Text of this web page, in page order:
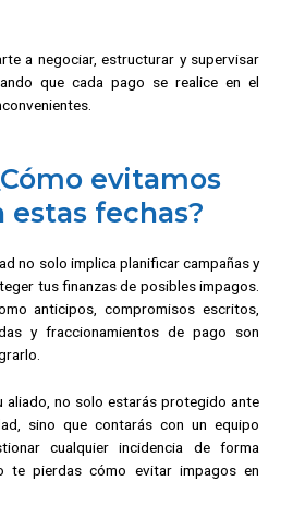
a negociar, estructurar y supervisar
que cada pago se realice en el
evitamos
estas fechas?
no solo implica planificar campañas y
tus finanzas de posibles impagos.
anticipos, compromisos escritos,
y fraccionamientos de pago son
aliado, no solo estarás protegido ante
sino que contarás con un equipo
cualquier incidencia de forma
te pierdas cómo evitar impagos en